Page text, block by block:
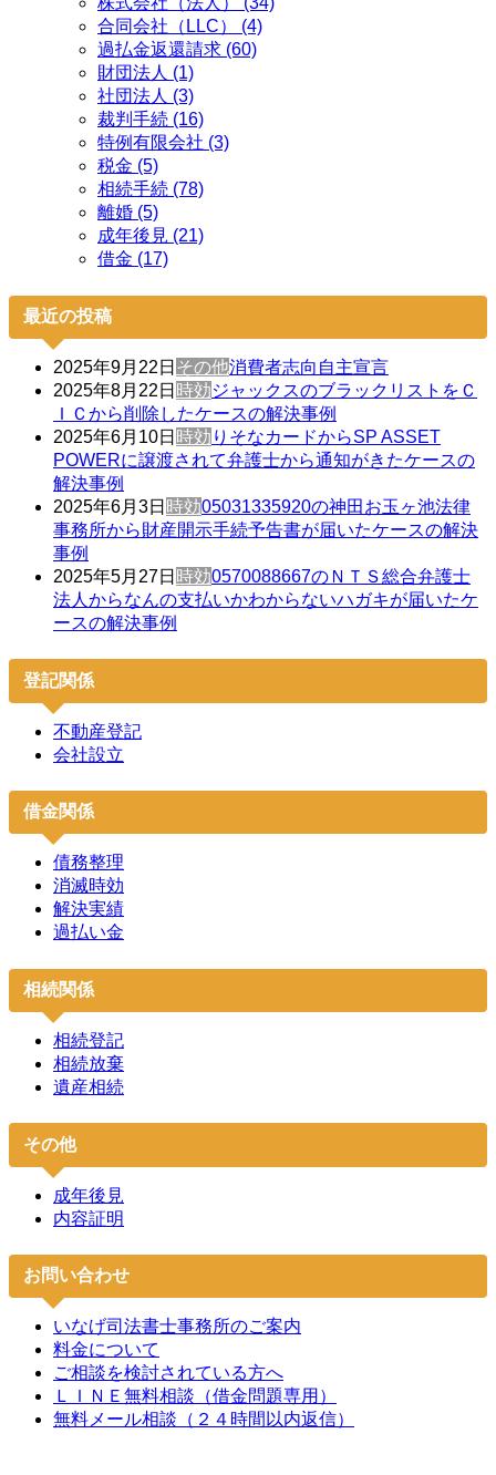
合同会社（LLC） (4)
過払金返還請求 (60)
財団法人 (1)
社団法人 (3)
裁判手続 (16)
特例有限会社 (3)
税金 (5)
相続手続 (78)
離婚 (5)
成年後見 (21)
借金 (17)
最近の投稿
2025年9月22日 その他消費者志向自主宣言
2025年8月22日 時効ジャックスのブラックリストをＣ
ＩＣから削除したケースの解決事例
2025年6月10日 時効 りそなカードからSP ASSET
POWERに譲渡されて弁護士から通知がきたケースの
解決事例
2025年6月3日 時効05031335920の神田お玉ヶ池法律
事務所から財産開示手続予告書が届いたケースの解決
事例
2025年5月27日 時効0570088667のＮＴＳ総合弁護士
法人からなんの支払いかわからないハガキが届いたケ
ースの解決事例
登記関係
不動産登記
会社設立
借金関係
債務整理
消滅時効
解決実績
過払い金
相続関係
相続登記
相続放棄
遺産相続
その他
成年後見
内容証明
お問い合わせ
いなげ司法書士事務所のご案内
料金について
ご相談を検討されている方へ
ＬＩＮＥ無料相談（借金問題専用）
無料メール相談（２４時間以内返信）